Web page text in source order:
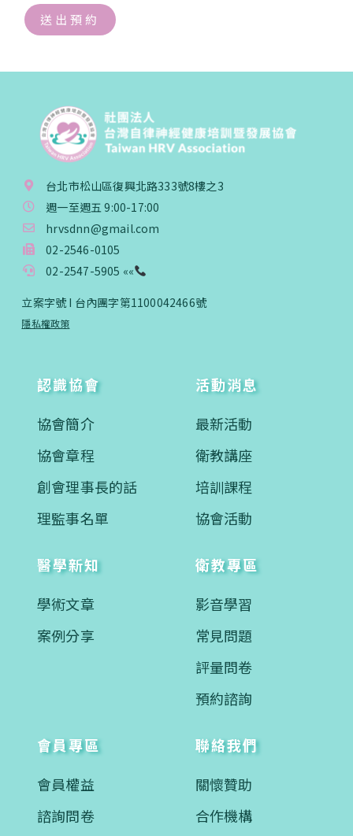
送出預約
台北市松山區復興北路333號8樓之3
週一至週五 9:00-17:00
hrvsdnn@gmail.com
02-2546-0105
02-2547-5905 ««
立案字號 I 台內團字第1100042466號
隱私權政策
認識協會
協會簡介
協會章程
創會理事長的話
理監事名單
活動消息
最新活動
衛教講座
培訓課程
協會活動
醫學新知
學術文章
案例分享
衛教專區
影音學習
常見問題
評量問卷
預約諮詢
會員專區
會員權益
諮詢問卷
聯絡我們
關懷贊助
合作機構